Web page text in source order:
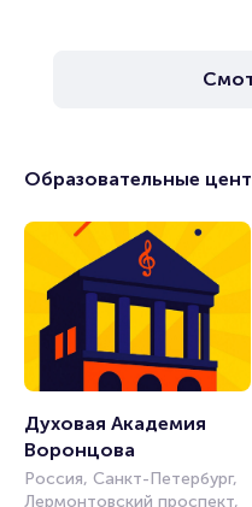
Образовательные
Духовая Академия
Воронцова
Россия, Санкт-Петербург,
Лермонтовский проспект,